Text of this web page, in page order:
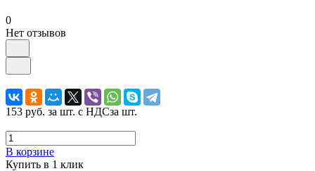
0
Нет отзывов
153 руб. за шт. с НДСза шт.
В корзине
Купить в 1 клик